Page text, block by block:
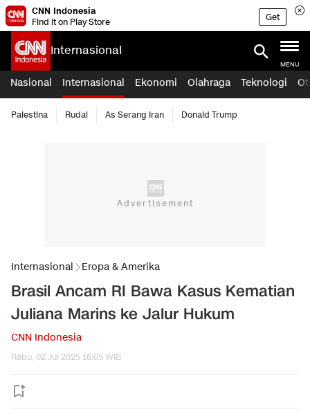
CNN Indonesia
Find it on Play Store
Get
Internasional
MENU
Nasional Internasional Ekonomi Olahraga Teknologi
Palestina Rudal As Serang Iran Donald Trump
Internasional Eropa & Amerika
Brasil Ancam RI Bawa Kasus Kematian
Juliana Marins ke Jalur Hukum
CNN Indonesia
Rabu, 02 Jul 2025 16:05 WIB